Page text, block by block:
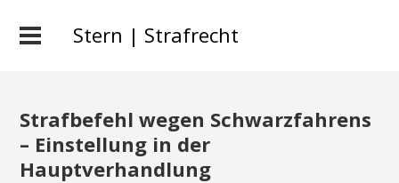
Stern | Strafrecht
Strafbefehl wegen Schwarzfahrens
– Einstellung in der
Hauptverhandlung